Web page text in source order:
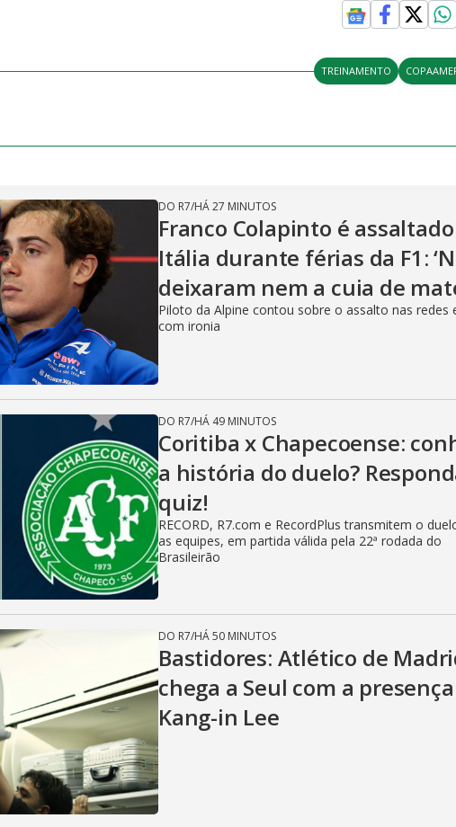
TREINAMENTO
DO R7/HÁ 27 MINUTOS
Franco Colapinto é
Itália durante férias da F1:
deixaram nem a cuia de
Piloto da Alpine contou sobre o assalto nas redes
com ironia
DO R7/HÁ 49 MINUTOS
Coritiba x Chapecoense:
a história do duelo?
quiz!
RECORD, R7.com e RecordPlus transmitem o
as equipes, em partida válida pela 22ª rodada do
Brasileirão
DO R7/HÁ 50 MINUTOS
Bastidores: Atlético de
chega a Seul com a
Kang-in Lee